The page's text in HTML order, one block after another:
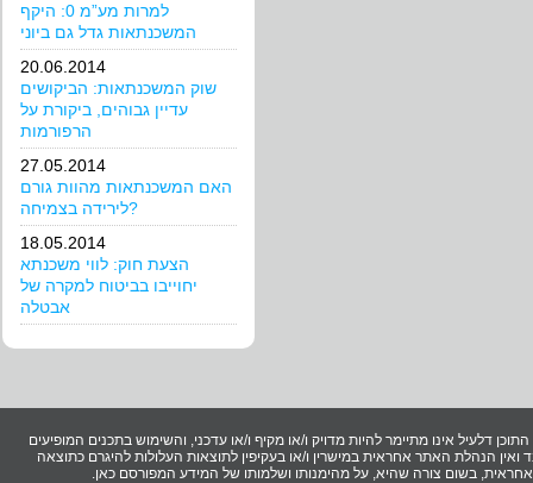
למרות מע”מ 0: היקף
המשכנתאות גדל גם ביוני
20.06.2014
שוק המשכנתאות: הביקושים
עדיין גבוהים, ביקורת על
הרפורמות
27.05.2014
האם המשכנתאות מהוות גורם
לירידה בצמיחה?
18.05.2014
הצעת חוק: לווי משכנתא
יחוייבו בביטוח למקרה של
אבטלה
דלעיל אינו מתיימר להיות מדויק ו/או מקיף ו/או עדכני, והשימוש בתכנים המופיעים
הנהלת האתר אחראית במישרין ו/או בעקיפין לתוצאות העלולות להיגרם כתוצאה
בשום צורה שהיא, על מהימנותו ושלמותו של המידע המפורסם כאן.